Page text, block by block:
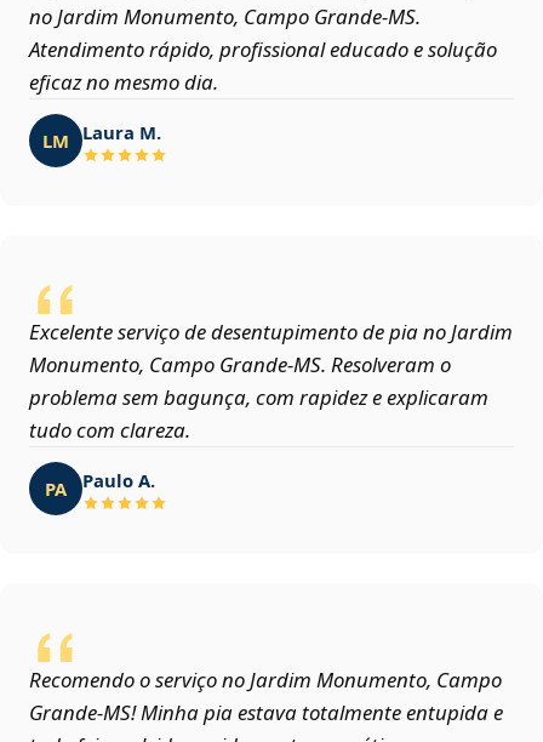
no Jardim Monumento, Campo Grande‑MS.
Atendimento rápido, profissional educado e solução
eficaz no mesmo dia.
LM Laura M.
Excelente serviço de desentupimento de pia no Jardim
Monumento, Campo Grande‑MS. Resolveram o
problema sem bagunça, com rapidez e explicaram
tudo com clareza.
PA Paulo A.
Recomendo o serviço no Jardim Monumento, Campo
Grande‑MS! Minha pia estava totalmente entupida e